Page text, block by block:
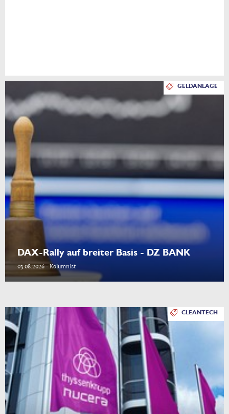
GELDANLAGE
DAX-Rally auf breiter Basis - DZ BANK
03.08.2026 - Kolumnist
CLEANTECH